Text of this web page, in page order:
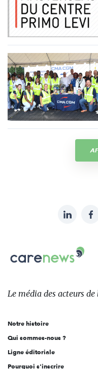
sur:
LinkedIn
Le
des
l'engagement
Le média des acteurs de
Notre histoire
Qui sommes-nous ?
Ligne éditoriale
Pourquoi s'inscrire